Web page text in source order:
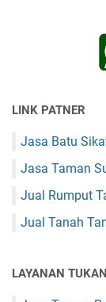
LINK PATNER
Jasa Batu
Jasa Taman
Jual Rumput
Jual Tanah
LAYANAN